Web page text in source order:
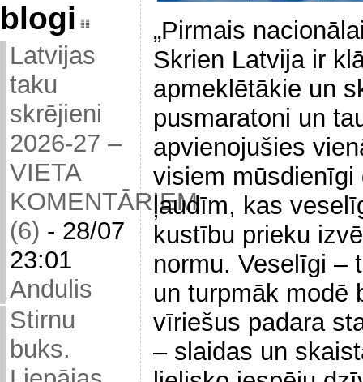
blogi
Latvijas
taku
skrējieni
2026-27 –
VIETA
KOMENTĀRIEM
(6) - 28/07
23:01
Andulis
Stirnu
buks.
„Pirmais
Skrien Latvija ir
apmeklētākie un
pusmaratoni un
apvienojušies
visiem
ļaudīm, kas
kustību prieku
normu. Veselīgi –
un turpmāk modē
vīriešus padara
– slaidas un